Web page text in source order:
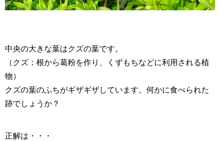
中央の大きな葉はクズの葉です。
（クズ：根から葛粉を作り、くずもちなどに利用される植
物）
クズの葉のふちがギザギザしています。何かに食べられた
跡でしょうか？
正解は・・・